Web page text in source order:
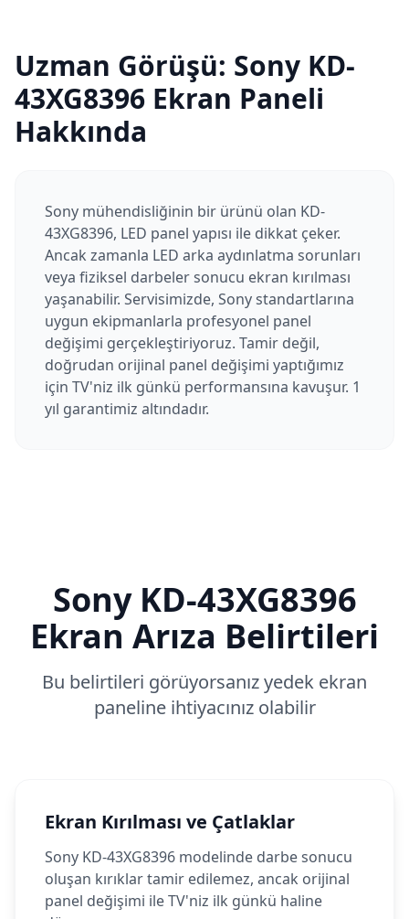
Uzman Görüşü: Sony KD-
43XG8396 Ekran Paneli
Hakkında
Sony mühendisliğinin bir ürünü olan KD-
43XG8396, LED panel yapısı ile dikkat çeker.
Ancak zamanla LED arka aydınlatma sorunları
veya fiziksel darbeler sonucu ekran kırılması
yaşanabilir. Servisimizde, Sony standartlarına
uygun ekipmanlarla profesyonel panel
değişimi gerçekleştiriyoruz. Tamir değil,
doğrudan orijinal panel değişimi yaptığımız
için TV'niz ilk günkü performansına kavuşur. 1
yıl garantimiz altındadır.
Sony KD-43XG8396
Ekran Arıza Belirtileri
Bu belirtileri görüyorsanız yedek ekran
paneline ihtiyacınız olabilir
Ekran Kırılması ve Çatlaklar
Sony KD-43XG8396 modelinde darbe sonucu
oluşan kırıklar tamir edilemez, ancak orijinal
panel değişimi ile TV'niz ilk günkü haline